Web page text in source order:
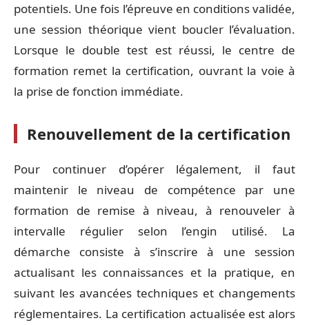
potentiels. Une fois l’épreuve en conditions validée,
une session théorique vient boucler l’évaluation.
Lorsque le double test est réussi, le centre de
formation remet la certification, ouvrant la voie à
la prise de fonction immédiate.
Renouvellement de la certification
Pour continuer d’opérer légalement, il faut
maintenir le niveau de compétence par une
formation de remise à niveau, à renouveler à
intervalle régulier selon l’engin utilisé. La
démarche consiste à s’inscrire à une session
actualisant les connaissances et la pratique, en
suivant les avancées techniques et changements
réglementaires. La certification actualisée est alors